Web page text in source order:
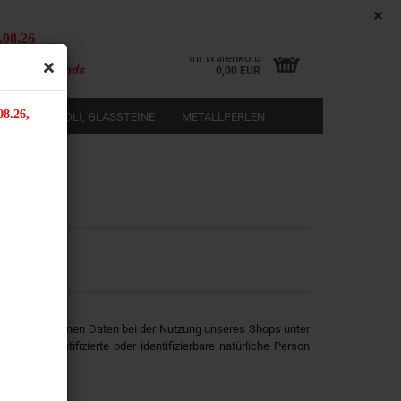
ab 50,00 € Bestellwert
Deutschlands
Ihr Warenkorb
0,00 EUR
RIVOLI, GLASSTEINE METALLPERLEN
Daten bei der Nutzung unseres Shops unter
eine identifizierte oder identifizierbare natürliche Person